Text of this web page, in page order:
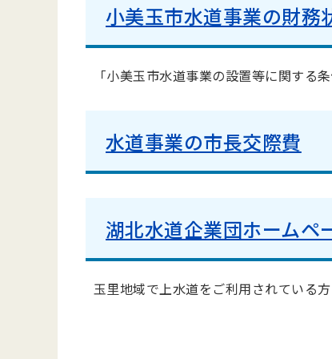
小美玉市水道事業の財務
「小美玉市水道事業の設置等に関する
水道事業の市長交際費
湖北水道企業団ホームペ
玉里地域で上水道をご利用されている